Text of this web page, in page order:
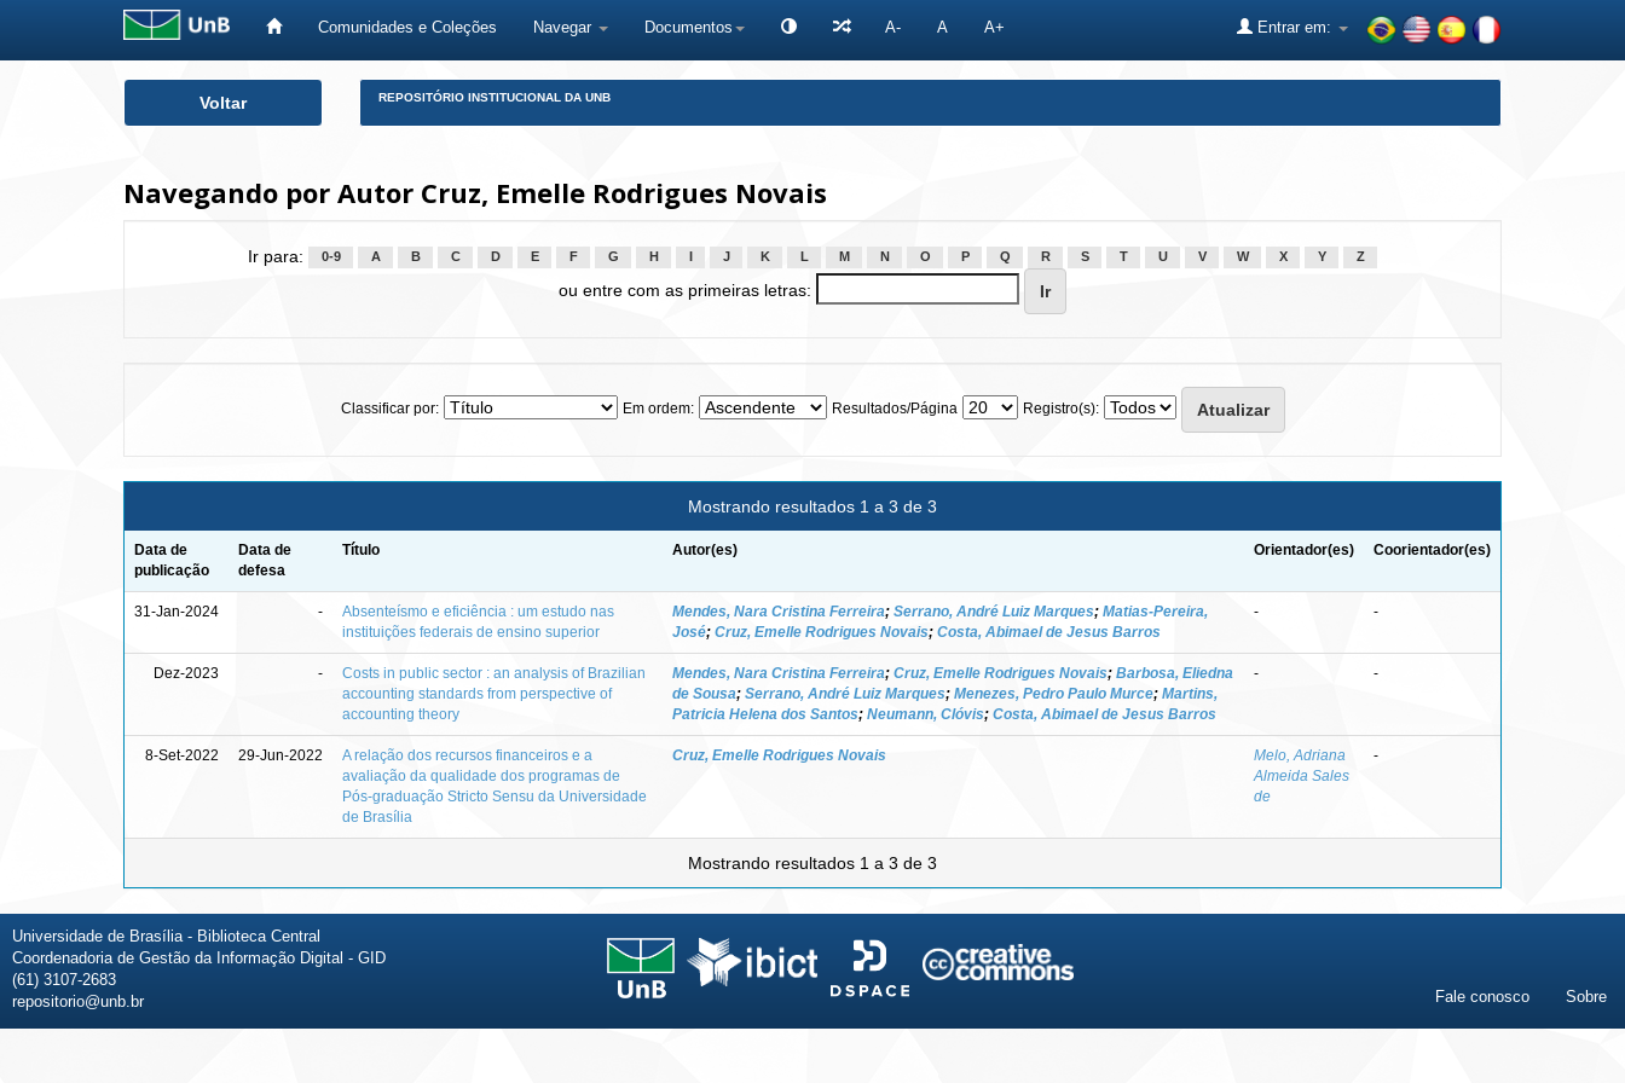
Comunidades e Coleções Navegar Documentos A- A A+ Entrar em:
Voltar REPOSITÓRIO INSTITUCIONAL DA UNB
Navegando por Autor Cruz, Emelle Rodrigues Novais
Ir para: 0-9 A B C D E F G H J K L M N O P Q R S T U V W X Y Z
ou entre com as primeiras letras:
Classificar por: Em ordem: Resultados/Página Registro(s):
Mostrando resultados 1 a 3 de 3
Data de
publicação
Data de
defesa
Título Autor(es) Orientador(es) Coorientador(es)
31-Jan-2024 -
Absenteísmo e eficiência : um estudo nas
instituições federais de ensino superior
Mendes, Nara Cristina Ferreira; Serrano, André Luiz Marques; Matias-Pereira,
José; Cruz, Emelle Rodrigues Novais; Costa, Abimael de Jesus Barros
- -
Dez-2023 -
Costs in public sector : an analysis of Brazilian
accounting standards from perspective of
accounting theory
Mendes, Nara Cristina Ferreira; Cruz, Emelle Rodrigues Novais; Barbosa, Eliedna
de Sousa; Serrano, André Luiz Marques; Menezes, Pedro Paulo Murce; Martins,
Patricia Helena dos Santos; Neumann, Clóvis; Costa, Abimael de Jesus Barros
- -
8-Set-2022 29-Jun-2022
A relação dos recursos financeiros e a
avaliação da qualidade dos programas de
Pós-graduação Stricto Sensu da Universidade
de Brasília
Cruz, Emelle Rodrigues Novais
Melo, Adriana
Almeida Sales
de
-
Mostrando resultados 1 a 3 de 3
Universidade de Brasília - Biblioteca Central
Coordenadoria de Gestão da Informação Digital - GID
(61) 3107-2683
repositorio@unb.br
Fale conosco Sobre